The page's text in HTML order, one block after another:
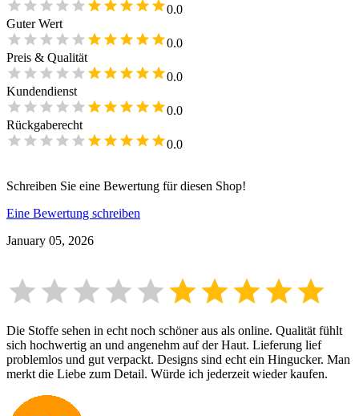
0.0
Guter Wert
0.0
Preis & Qualität
0.0
Kundendienst
0.0
Rückgaberecht
0.0
Schreiben Sie eine Bewertung für diesen Shop!
Eine Bewertung schreiben
January 05, 2026
Die Stoffe sehen in echt noch schöner aus als online. Qualität fühlt
sich hochwertig an und angenehm auf der Haut. Lieferung lief
problemlos und gut verpackt. Designs sind echt ein Hingucker. Man
merkt die Liebe zum Detail. Würde ich jederzeit wieder kaufen.